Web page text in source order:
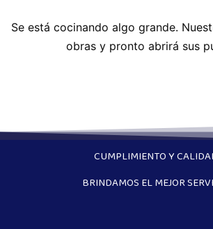
Se está cocinando algo grande.
obras y pronto abrirá sus
CUMPLIMIENTO Y
BRINDAMOS EL MEJOR